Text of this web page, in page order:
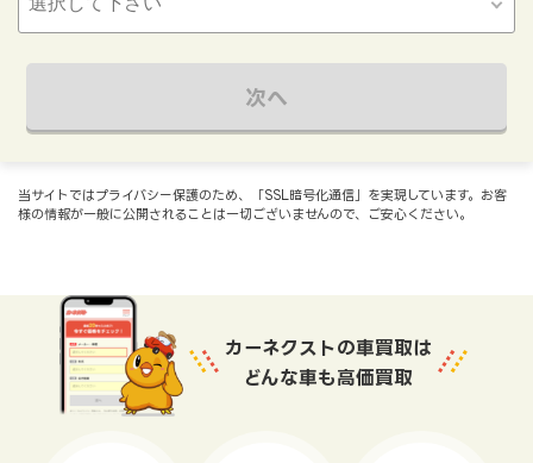
次へ
当サイトではプライバシー保護のため、「SSL暗号化通信」を実現しています。お客
様の情報が一般に公開されることは一切ございませんので、ご安心ください。
カーネクストの車買取は
どんな車も高価買取